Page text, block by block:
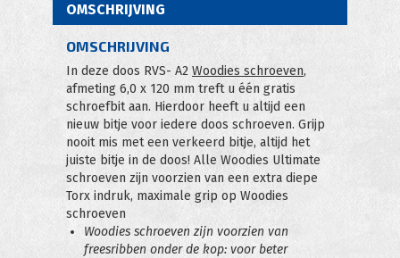
OMSCHRIJVING
OMSCHRIJVING
In deze doos RVS- A2 Woodies schroeven,
afmeting 6,0 x 120 mm treft u één gratis
schroefbit aan. Hierdoor heeft u altijd een
nieuw bitje voor iedere doos schroeven. Grijp
nooit mis met een verkeerd bitje, altijd het
juiste bitje in de doos! Alle Woodies Ultimate
schroeven zijn voorzien van een extra diepe
Torx indruk, maximale grip op Woodies
schroeven
Woodies schroeven zijn voorzien van
freesribben onder de kop: voor beter